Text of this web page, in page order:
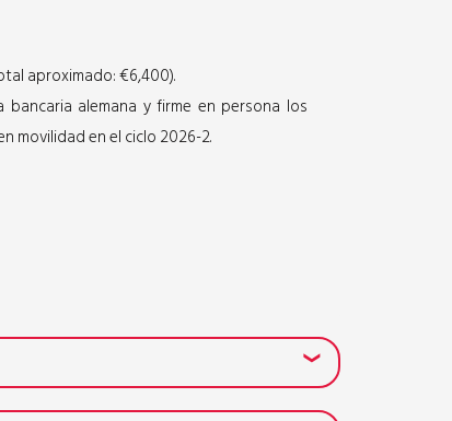
aproximado: €6,400).
alemana y firme en persona los
movilidad en el ciclo 2026-2.